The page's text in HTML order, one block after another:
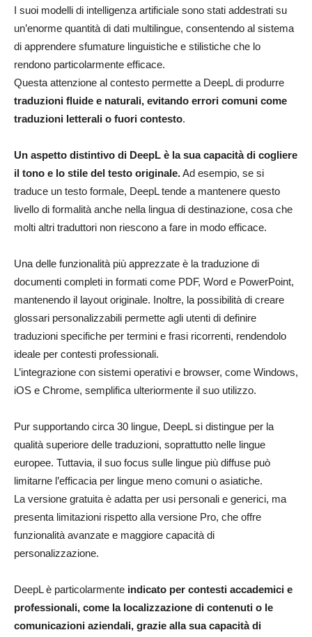
I suoi modelli di intelligenza artificiale sono stati addestrati su
un’enorme quantità di dati multilingue, consentendo al sistema
di apprendere sfumature linguistiche e stilistiche che lo
rendono particolarmente efficace.
Questa attenzione al contesto permette a DeepL di produrre
traduzioni fluide e naturali, evitando errori comuni come
traduzioni letterali o fuori contesto.
Un aspetto distintivo di DeepL è la sua capacità di cogliere
il tono e lo stile del testo originale.Ad esempio, se si
traduce un testo formale, DeepL tende a mantenere questo
livello di formalità anche nella lingua di destinazione, cosa che
molti altri traduttori non riescono a fare in modo efficace.
Una delle funzionalità più apprezzate è la traduzione di
documenti completi in formati come PDF, Word e PowerPoint,
mantenendo il layout originale. Inoltre, la possibilità di creare
glossari personalizzabili permette agli utenti di definire
traduzioni specifiche per termini e frasi ricorrenti, rendendolo
ideale per contesti professionali.
L’integrazione con sistemi operativi e browser, come Windows,
iOS e Chrome, semplifica ulteriormente il suo utilizzo.
Pur supportando circa 30 lingue, DeepL si distingue per la
qualità superiore delle traduzioni, soprattutto nelle lingue
europee. Tuttavia, il suo focus sulle lingue più diffuse può
limitarne l’efficacia per lingue meno comuni o asiatiche.
La versione gratuita è adatta per usi personali e generici, ma
presenta limitazioni rispetto alla versione Pro, che offre
funzionalità avanzate e maggiore capacità di
personalizzazione.
DeepL è particolarmente indicato per contesti accademici e
professionali, come la localizzazione di contenuti o le
comunicazioni aziendali, grazie alla sua capacità di